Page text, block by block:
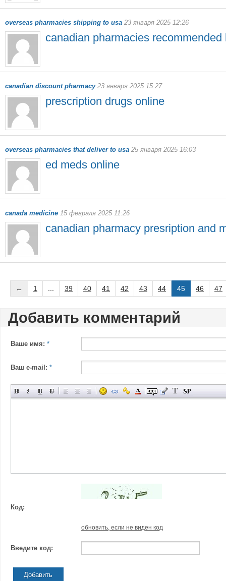
overseas pharmacies shipping to usa 23 января 2025 12:26
canadian pharmacies recommended
canadian discount pharmacy23 января 2025 15:27
prescription drugs online
overseas pharmacies that deliver to usa 25 января 2025 16:03
ed meds online
canada medicine 15 февраля 2025 11:26
canadian pharmacy presription and
← 1 ... 39 40 41 42 43 44 45 46 47
Добавить комментарий
Ваше имя: *
Ваш e-mail: *
Код:
обновить, если не виден код
Введите код:
Добавить